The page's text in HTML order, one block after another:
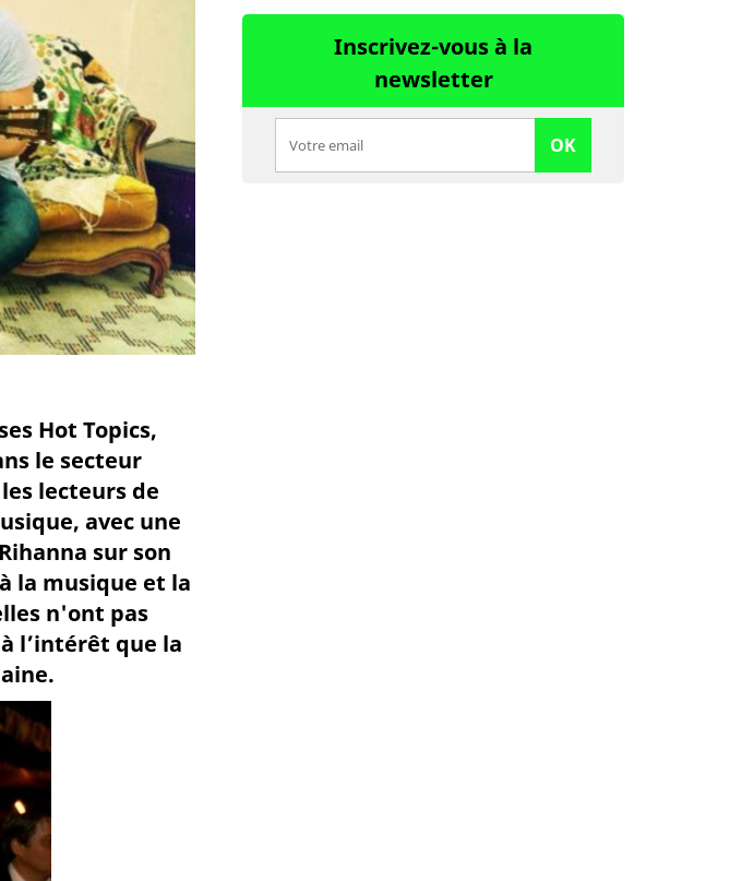
Hot Topics,
le secteur
lecteurs de
avec une
sur son
la musique et la
n'ont pas
l’intérêt que la
Inscrivez-vous à la
newsletter
OK